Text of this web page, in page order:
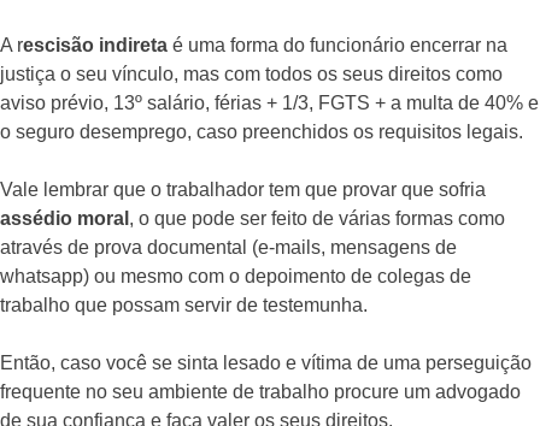
A rescisão indireta é uma forma do funcionário encerrar na
justiça o seu vínculo, mas com todos os seus direitos como
aviso prévio, 13º salário, férias + 1/3, FGTS + a multa de 40% e
o seguro desemprego, caso preenchidos os requisitos legais.
Vale lembrar que o trabalhador tem que provar que sofria
assédio moral , o que pode ser feito de várias formas como
através de prova documental (e-mails, mensagens de
whatsapp) ou mesmo com o depoimento de colegas de
trabalho que possam servir de testemunha.
Então, caso você se sinta lesado e vítima de uma perseguição
frequente no seu ambiente de trabalho procure um advogado
de sua confiança e faça valer os seus direitos.